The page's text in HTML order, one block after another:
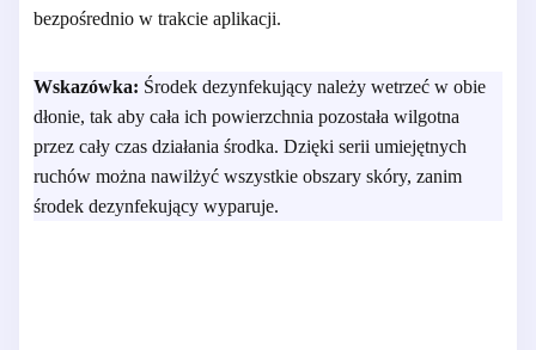
bezpośrednio w trakcie aplikacji.
Wskazówka: Środek dezynfekujący należy wetrzeć w obie
dłonie, tak aby cała ich powierzchnia pozostała wilgotna
przez cały czas działania środka. Dzięki serii umiejętnych
ruchów można nawilżyć wszystkie obszary skóry, zanim
środek dezynfekujący wyparuje.